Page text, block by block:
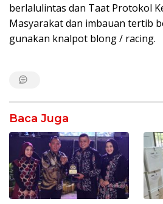
berlalulintas dan Taat Protokol
Masyarakat dan imbauan tertib
gunakan knalpot blong / racing.
Baca Juga